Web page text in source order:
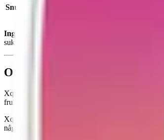
Snustyp:
Ingredienser:
fyllnadsmedel (E460, cellulosa),
sukralos).
Om XQS Tropical 4 mg
Xqs Tropical 4 mg är en mildare variant av Xqs
fruktelement i en balanserad helhet. Denna
Xqs Tropical kommer i ett slimmat format med 20
något längre än en
. Xqs Tropical 4 mg